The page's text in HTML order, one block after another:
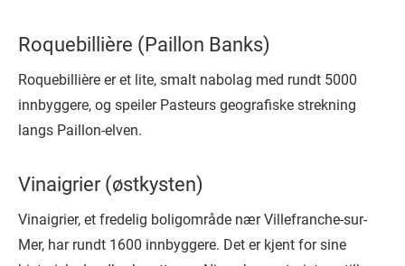
Roquebillière (Paillon Banks)
Roquebillière er et lite, smalt nabolag med rundt 5000
innbyggere, og speiler Pasteurs geografiske strekning
langs Paillon-elven.
Vinaigrier (østkysten)
Vinaigrier, et fredelig boligområde nær Villefranche-sur-
Mer, har rundt 1600 innbyggere. Det er kjent for sine